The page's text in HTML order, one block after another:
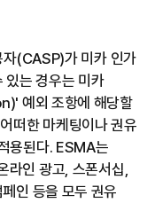
(CASP)가 미카 인가
있는 경우는 미카
예외 조항에 해당할
떠한 마케팅이나 권유
용된다. ESMA는
라인 광고, 스폰서십,
인 등을 모두 권유